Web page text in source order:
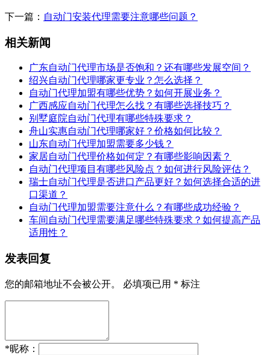
下一篇： 自动门安装代理需要注意哪些问题？
相关新闻
广东自动门代理市场是否饱和？还有哪些发展空间？
绍兴自动门代理哪家更专业？怎么选择？
自动门代理加盟有哪些优势？如何开展业务？
广西感应自动门代理怎么找？有哪些选择技巧？
别墅庭院自动门代理有哪些特殊要求？
舟山实惠自动门代理哪家好？价格如何比较？
山东自动门代理加盟需要多少钱？
家居自动门代理价格如何定？有哪些影响因素？
自动门代理项目有哪些风险点？如何进行风险评估？
瑞士自动门代理是否进口产品更好？如何选择合适的进
口渠道？
自动门代理加盟需要注意什么？有哪些成功经验？
车间自动门代理需要满足哪些特殊要求？如何提高产品
适用性？
发表回复
您的邮箱地址不会被公开。 必填项已用 * 标注
*昵称：